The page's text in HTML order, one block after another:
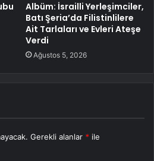
Albüm: İsrailli Yerleşimciler,
Batı Şeria’da Filistinlilere
Ait Tarlaları ve Evleri Ateşe
Verdi
Ağustos 5, 2026
Gerekli alanlar * ile